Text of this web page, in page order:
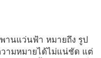
านแว่นฟ้า หมายถึง รูป
ามหมายได้ไม่แน่ชัด แต่